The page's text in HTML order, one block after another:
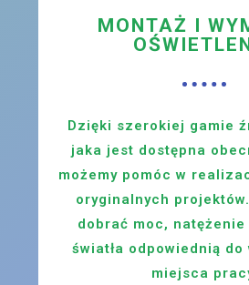
MONTAŻ I
Dzięki szerokiej gamie
jaka jest dostępna
możemy pomóc w
oryginalnych
dobrać moc,
światła odpowiednią
miejsca